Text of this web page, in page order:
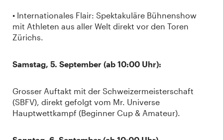
• Internationales Flair: Spektakuläre Bühnenshow
mit Athleten aus aller Welt direkt vor den Toren
Zürichs.
Samstag, 5. September (ab 10:00 Uhr):
Grosser Auftakt mit der Schweizermeisterschaft
(SBFV), direkt gefolgt vom Mr. Universe
Hauptwettkampf (Beginner Cup & Amateur).